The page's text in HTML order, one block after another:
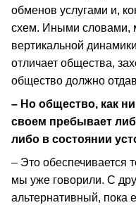
обменов услугами и,
схем. Иными словами,
вертикальной
отличает общества,
общество должно
– Но общество, как
своем пребывает
либо в состоянии
– Это обеспечивается
мы уже говорили. С
альтернативный, пока